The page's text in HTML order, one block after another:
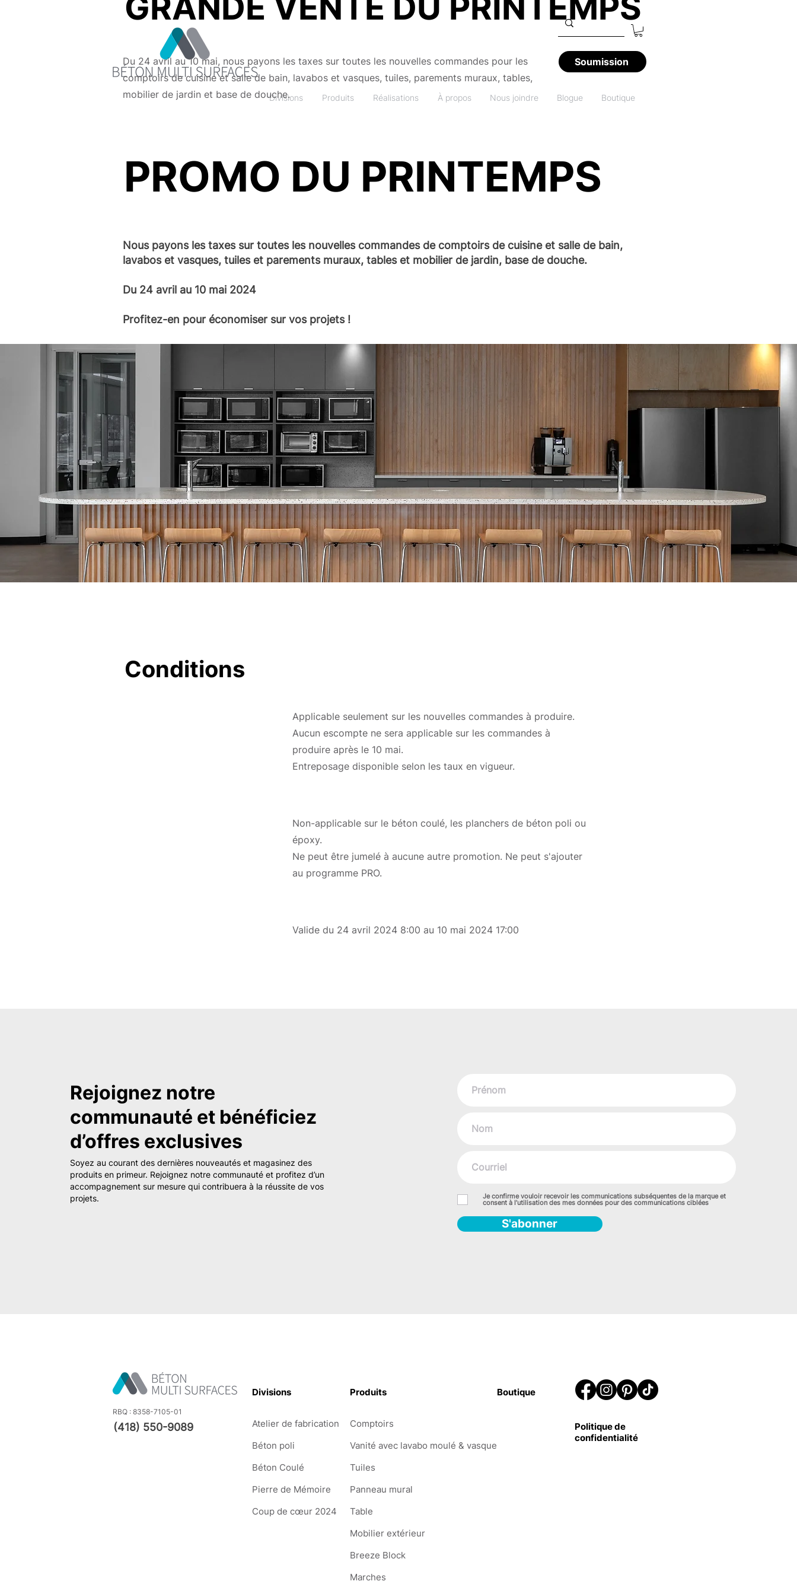
Soumission
Divisions Produits Réalisations À propos Nous joindre Blogue Boutique
Du 24 avril au 10 mai, nous payons les taxes sur toutes les nouvelles commandes pour les
comptoirs de cuisine et salle de bain, lavabos et vasques, tuiles, parements muraux, tables,
mobilier de jardin et base de douche.
PROMO DU PRINTEMPS
Nous payons les taxes sur toutes les nouvelles commandes de comptoirs de cuisine et salle de bain,
lavabos et vasques, tuiles et parements muraux, tables et mobilier de jardin, base de douche.
Du 24 avril au 10 mai 2024
Profitez-en pour économiser sur vos projets !
Conditions
Applicable seulement sur les nouvelles commandes à produire.
Aucun escompte ne sera applicable sur les commandes à
produire après le 10 mai.
Entreposage disponible selon les taux en vigueur.
Non-applicable sur le béton coulé, les planchers de béton poli ou
époxy.
Ne peut être jumelé à aucune autre promotion. Ne peut s'ajouter
au programme PRO.
Valide du 24 avril 2024 8:00 au 10 mai 2024 17:00
Rejoignez notre
communauté et bénéficiez
d’offres exclusives
Soyez au courant des dernières nouveautés et magasinez des
produits en primeur. Rejoignez notre communauté et profitez d’un
accompagnement sur mesure qui contribuera à la réussite de vos
projets.
Je confirme vouloir recevoir les communications subséquentes de la marque et
consent à l’utilisation des mes données pour des communications ciblées
S'abonner
Divisions Produits Boutique
Atelier de fabrication
Béton poli
Béton Coulé
Pierre de Mémoire
Coup de cœur 2024
RBQ : 8358-7105-01
(418) 550-9089
Comptoirs
Vanité avec lavabo moulé & vasque
Tuiles
Panneau mural
Table
Mobilier extérieur
Breeze Block
Marches
Politique de
confidentialité